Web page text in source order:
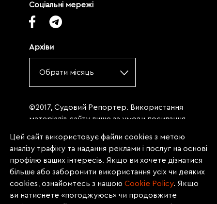
Соціальні мережі
Архіви
Обрати місяць
©2017, Судовий Репортер. Використання
матеріалів сайту лише за умови посилання
«Судовий репортер» не нижче третього
абзацу. Матеріали, щодо яких міститься
заборона на повну републікацію
(передрук, копіювання, відтворення або
інше використання), заборонено
передруковувати без згоди редакції.
Цей сайт використовує файли cookies з метою
аналізу трафіку та надання реклами і послуг на основі
профілю ваших інтересів. Якщо ви хочете дізнатися
більше або заборонити використання усіх чи деяких
cookies, ознайомтесь з нашою Сookie Policy. Якщо
ви натиснете «погоджуюсь» чи продовжите